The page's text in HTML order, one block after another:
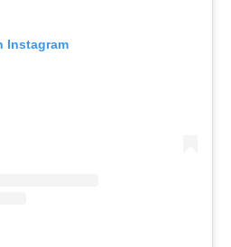
Instagram